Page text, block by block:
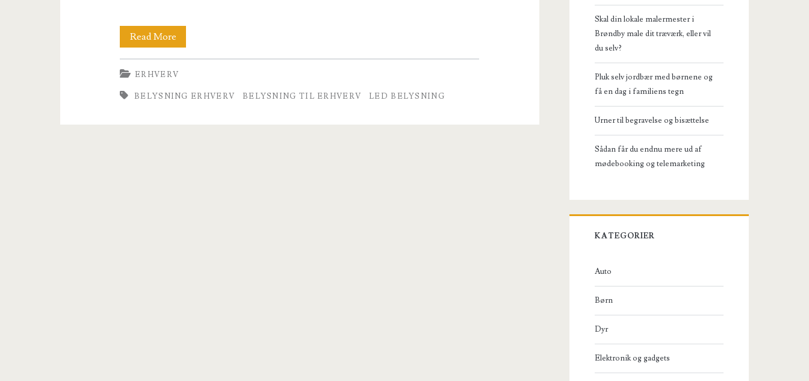
Read More5
grunde
til
at
ERHVERV
BELYSNING ERHVERV BELYSNING TIL ERHVERV LED BELYSNING
Skal din lokale malermester i
Brøndby male dit træværk, eller vil
du selv?
Pluk selv jordbær med børnene og
få en dag i familiens tegn
Urner til begravelse og bisættelse
Sådan får du endnu mere ud af
mødebooking og telemarketing
KATEGORIER
Auto
Børn
Dyr
Elektronik og gadgets